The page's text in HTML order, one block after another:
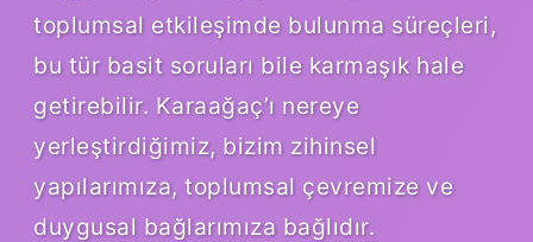
toplumsal etkileşimde bulunma süreçleri,
bu tür basit soruları bile karmaşık hale
getirebilir. Karaağaç’ı nereye
yerleştirdiğimiz, bizim zihinsel
yapılarımıza, toplumsal çevremize ve
duygusal bağlarımıza bağlıdır.